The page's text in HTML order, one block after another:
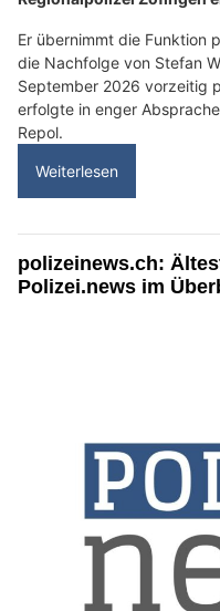
Er übernimmt die Funktion
die Nachfolge von Stefan
September 2026 vorzeitig
erfolgte in enger
Repol.
Weiterlesen
polizeinews.ch:
Polizei.news im